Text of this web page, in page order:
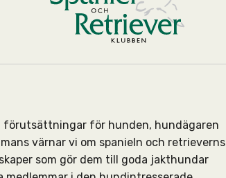
förutsättningar för hunden, hundägaren
värnar vi om spanieln och retrieverns
som gör dem till goda jakthundar